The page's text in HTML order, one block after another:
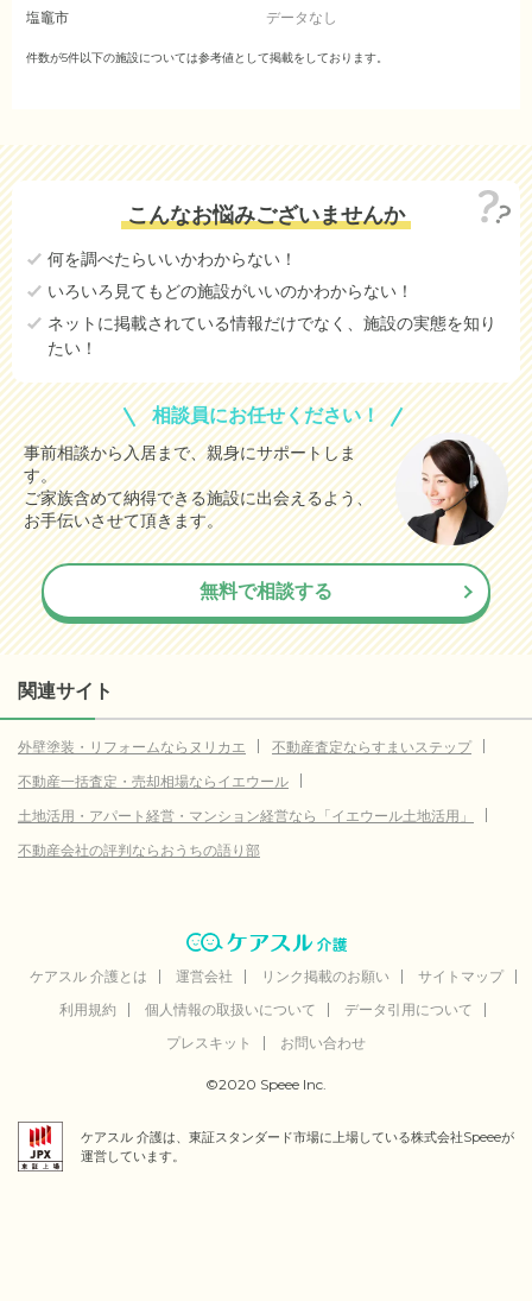
村
塩竈市 データなし
気仙沼市 データなし
角田市 データなし
データなし
岩沼市 データなし
栗原市
東松島市 データなし
大崎市 データなし
富谷市 データなし
刈田郡蔵王町 データなし
刈田郡七ヶ宿町 データなし
柴田郡大河原町 データなし
柴田郡村田町 データなし
柴田郡柴田町
柴田郡川崎町 データなし
亘理郡亘理町 データなし
亘理郡山元町
データなし
宮城郡利府町 データなし
黒川郡大和町 データなし
データなし
データなし
加美郡色麻町 データなし
件数が5件以下の施設については参考値として掲載をしております。
こんなお悩みございませんか
何を調べたらいいかわからない！
いろいろ見てもどの施設がいいのかわからない！
ネットに掲載されている情報だけでなく、施設の実態を知り
たい！
相談員にお任せください！
事前相談から入居まで、親身にサポートしま
す。
ご家族含めて納得できる施設に出会えるよう、
お手伝いさせて頂きます。
無料で相談する
関連サイト
外壁塗装・リフォームならヌリカエ
不動産査定ならすまいステップ
不動産一括査定・売却相場ならイエウール
土地活用・アパート経営・マンション経営なら「イエウール土地活用」
不動産会社の評判ならおうちの語り部
ケアスル 介護とは 運営会社 リンク掲載のお願い
サイトマップ
利用規約
個人情報の取扱いについて
データ引用について
プレスキット
お問い合わせ
©2020 Speee Inc.
ケアスル 介護は、東証スタンダード市場に上場している株式会社Speeeが
運営しています。